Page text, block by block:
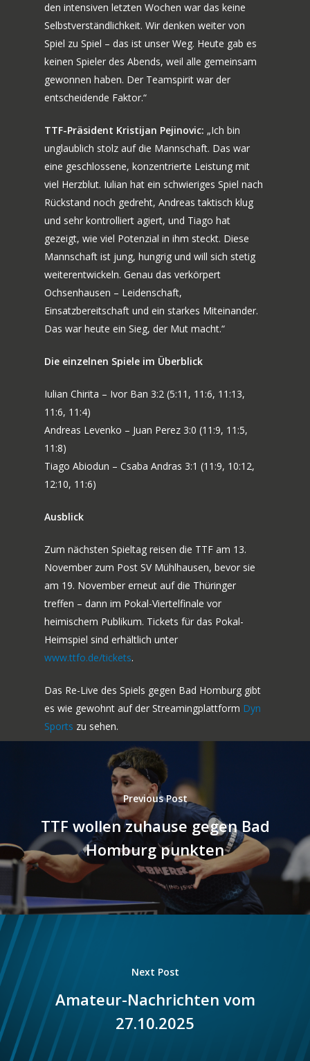
den intensiven letzten Wochen war das keine
Selbstverständlichkeit. Wir denken weiter von
Spiel zu Spiel – das ist unser Weg. Heute gab es
keinen Spieler des Abends, weil alle gemeinsam
gewonnen haben. Der Teamspirit war der
entscheidende Faktor.“
TTF-Präsident Kristijan Pejinovic: „Ich bin
unglaublich stolz auf die Mannschaft. Das war
eine geschlossene, konzentrierte Leistung mit
viel Herzblut. Iulian hat ein schwieriges Spiel nach
Rückstand noch gedreht, Andreas taktisch klug
und sehr kontrolliert agiert, und Tiago hat
gezeigt, wie viel Potenzial in ihm steckt. Diese
Mannschaft ist jung, hungrig und will sich stetig
weiterentwickeln. Genau das verkörpert
Ochsenhausen – Leidenschaft,
Einsatzbereitschaft und ein starkes Miteinander.
Das war heute ein Sieg, der Mut macht.“
Die einzelnen Spiele im Überblick
Iulian Chirita – Ivor Ban 3:2 (5:11, 11:6, 11:13,
11:6, 11:4)
Andreas Levenko – Juan Perez 3:0 (11:9, 11:5,
11:8)
Tiago Abiodun – Csaba Andras 3:1 (11:9, 10:12,
12:10, 11:6)
Ausblick
Zum nächsten Spieltag reisen die TTF am 13.
November zum Post SV Mühlhausen, bevor sie
am 19. November erneut auf die Thüringer
treffen – dann im Pokal-Viertelfinale vor
heimischem Publikum. Tickets für das Pokal-
Heimspiel sind erhältlich unter
www.ttfo.de/tickets.
Das Re-Live des Spiels gegen Bad Homburg gibt
es wie gewohnt auf der Streamingplattform Dyn
Sports zu sehen.
Previous Post
TTF wollen zuhause gegen Bad
Homburg punkten
Next Post
Amateur-Nachrichten vom
27.10.2025